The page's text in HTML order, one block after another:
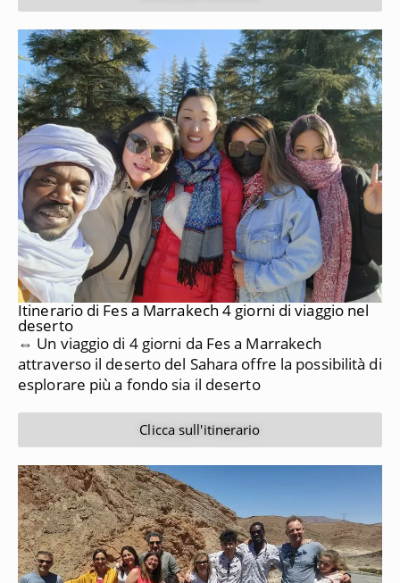
Itinerario di Fes a Marrakech 4 giorni di viaggio nel
deserto
⇔ Un viaggio di 4 giorni da Fes a Marrakech
attraverso il deserto del Sahara offre la possibilità di
esplorare più a fondo sia il deserto
Clicca sull'itinerario